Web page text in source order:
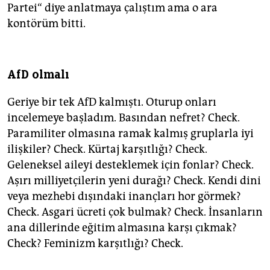
Partei“ diye anlatmaya çalıştım ama o ara
kontörüm bitti.
AfD olmalı
Geriye bir tek AfD kalmıştı. Oturup onları
incelemeye başladım. Basından nefret? Check.
Paramiliter olmasına ramak kalmış gruplarla iyi
ilişkiler? Check. Kürtaj karşıtlığı? Check.
Geleneksel aileyi desteklemek için fonlar? Check.
Aşırı milliyetçilerin yeni durağı? Check. Kendi dini
veya mezhebi dışındaki inançları hor görmek?
Check. Asgari ücreti çok bulmak? Check. İnsanların
ana dillerinde eğitim almasına karşı çıkmak?
Check? Feminizm karşıtlığı? Check.